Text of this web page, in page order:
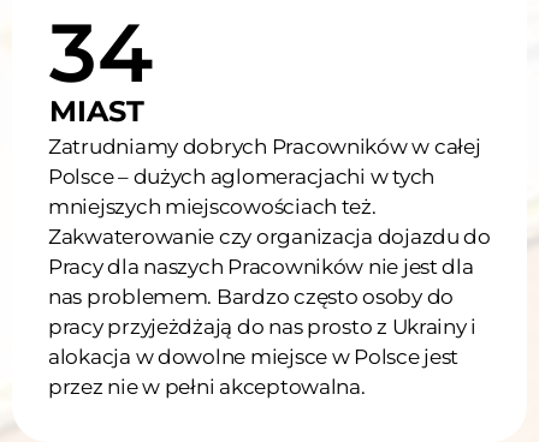
MIAST
54
Zatrudniamy dobrych Pracowników w całej
Polsce – dużych aglomeracjachi w tych
mniejszych miejscowościach też.
Zakwaterowanie czy organizacja dojazdu do
Pracy dla naszych Pracowników nie jest dla
nas problemem. Bardzo często osoby do
pracy przyjeżdżają do nas prosto z Ukrainy i
alokacja w dowolne miejsce w Polsce jest
przez nie w pełni akceptowalna.